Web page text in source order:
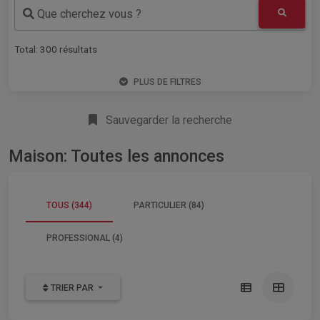
Que cherchez vous ?
Total: 300 résultats
PLUS DE FILTRES
Sauvegarder la recherche
Maison: Toutes les annonces
TOUS (344) PARTICULIER (84)
PROFESSIONAL (4)
TRIER PAR